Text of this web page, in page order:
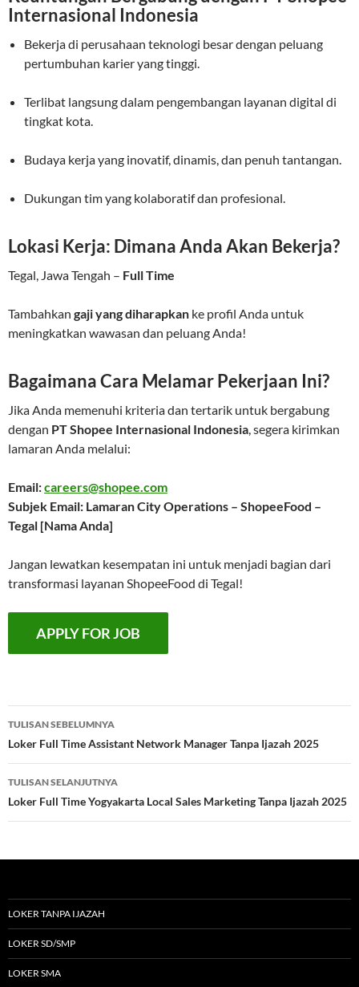
Internasional Indonesia
Bekerja di perusahaan teknologi besar dengan peluang
pertumbuhan karier yang tinggi.
Terlibat langsung dalam pengembangan layanan digital di
tingkat kota.
Budaya kerja yang inovatif, dinamis, dan penuh tantangan.
Dukungan tim yang kolaboratif dan profesional.
Lokasi Kerja: Dimana Anda Akan Bekerja?
Tegal, Jawa Tengah – Full Time
Tambahkan gaji yang diharapkan ke profil Anda untuk
meningkatkan wawasan dan peluang Anda!
Bagaimana Cara Melamar Pekerjaan Ini?
Jika Anda memenuhi kriteria dan tertarik untuk bergabung
dengan PT Shopee Internasional Indonesia, segera kirimkan
lamaran Anda melalui:
Email:careers@shopee.com
Subjek Email: Lamaran City Operations – ShopeeFood –
Tegal [Nama Anda]
Jangan lewatkan kesempatan ini untuk menjadi bagian dari
transformasi layanan ShopeeFood di Tegal!
Navigasi
Tulisan
TULISAN SEBELUMNYA
Loker Full Time Assistant Network Manager Tanpa Ijazah 2025
TULISAN SELANJUTNYA
Loker Full Time Yogyakarta Local Sales Marketing Tanpa Ijazah 2025
LOKER TANPA IJAZAH
LOKER SD/SMP
LOKER SMA